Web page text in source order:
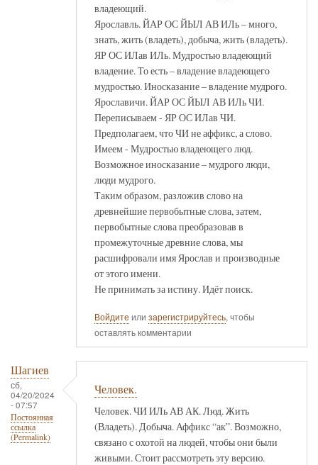
владеющий.
Ярославль. ЙАР ОС ЙЫЛ АВ ИЛь – много,
знать, жить (владеть), добыча, жить (владеть).
ЯР ОС ИЛав ИЛь. Мудростью владеющий
владение. То есть – владение владеющего
мудростью. Иносказание – владение мудрого.
Ярославичи. ЙАР ОС ЙЫЛ АВ ИЛь ЧИ.
Переписываем - ЯР ОС ИЛав ЧИ.
Предполагаем, что ЧИ не аффикс, а слово.
Имеем - Мудростью владеющего люд.
Возможное иносказание – мудрого люди,
люди мудрого.
Таким образом, разложив слово на
древнейшие первобытные слова, затем,
первобытные слова преобразовав в
промежуточные древние слова, мы
расшифровали имя Ярослав и производные
от этого имени.
Не принимать за истину. Идёт поиск.
Войдите или зарегистрируйтесь, чтобы
оставлять комментарии
Шагиев
сб,
04/20/2024
- 07:57
Постоянная
ссылка
(Permalink)
Человек.
Человек. ЧИ ИЛь АВ АК. Люд. Жить
(Владеть). Добыча. Аффикс “ак”. Возможно,
связано с охотой на людей, чтобы они были
живыми. Стоит рассмотреть эту версию.